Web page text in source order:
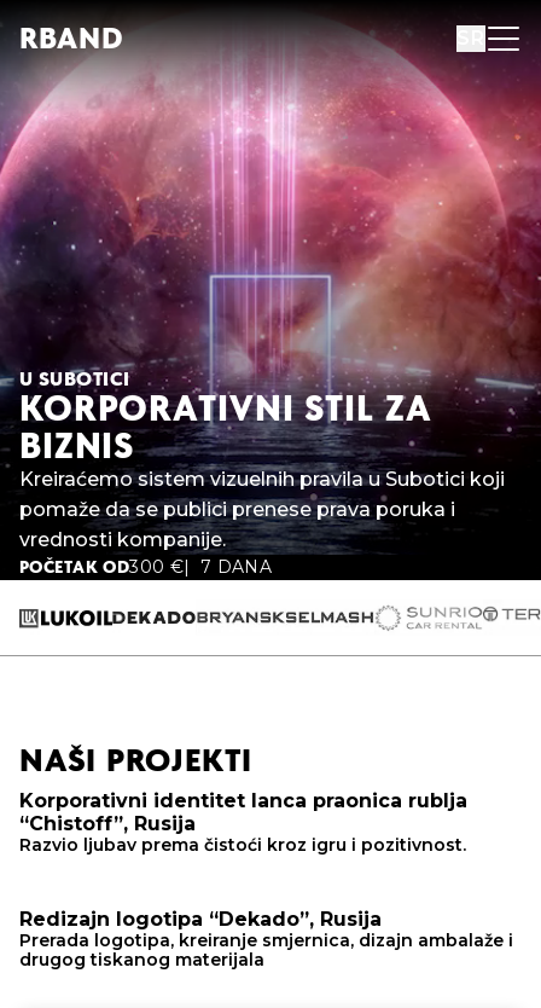
RBAND
KORPORATIVNI STIL ZA
BIZNIS
U SUBOTICI
Kreiraćemo sistem vizuelnih pravila u Subotici koji
pomaže da se publici prenese prava poruka i
vrednosti kompanije.
POČETAK OD300 € 7 DANA
NAŠI PROJEKTI
Korporativni identitet lanca praonica rublja
“Chistoff”, Rusija
Razvio ljubav prema čistoći kroz igru ​​i pozitivnost.
Redizajn logotipa “Dekado”, Rusija
Prerada logotipa, kreiranje smjernica, dizajn ambalaže i
drugog tiskanog materijala